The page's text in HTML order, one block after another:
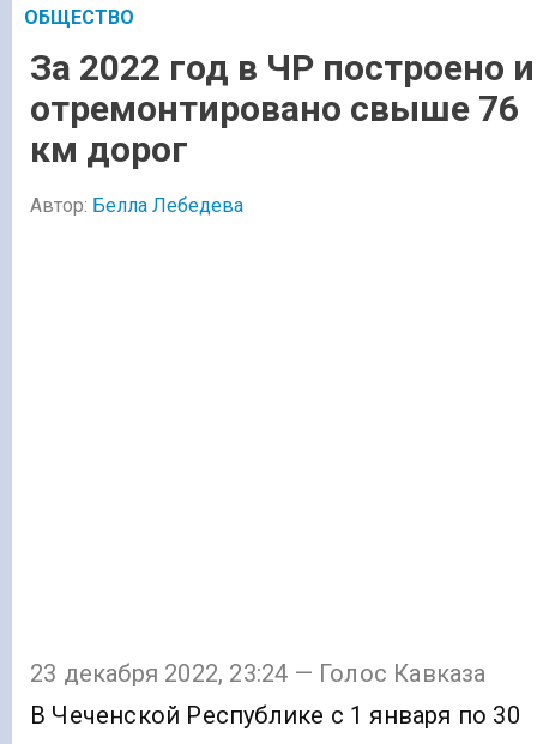
ОБЩЕСТВО
За 2022 год в ЧР построено и
отремонтировано свыше 76
км дорог
Автор: Белла Лебедева
23 декабря 2022, 23:24 — Голос Кавказа
В Чеченской Республике с 1 января по 30